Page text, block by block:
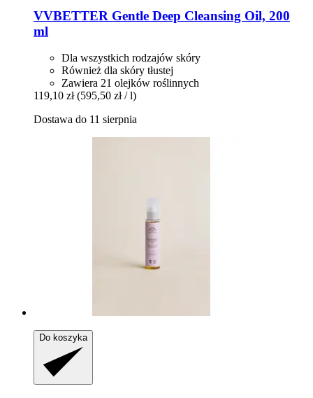
VVBETTER Gentle Deep Cleansing Oil, 200
ml
Dla wszystkich rodzajów skóry
Również dla skóry tłustej
Zawiera 21 olejków roślinnych
119,10 zł (595,50 zł / l)
Dostawa do 11 sierpnia
Do koszyka